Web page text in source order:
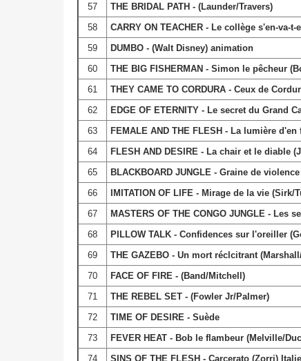
57
THE BRIDAL PATH - (Launder/Travers)
58
CARRY ON TEACHER - Le collège s'en-va-t-
59
DUMBO - (Walt Disney) animation
60
THE BIG FISHERMAN - Simon le pêcheur
61
THEY CAME TO CORDURA - Ceux de
62
EDGE OF ETERNITY - Le secret du Grand
63
FEMALE AND THE FLESH - La lumière
64
FLESH AND DESIRE - La chair et le diable
65
BLACKBOARD JUNGLE - Graine de
66
IMITATION OF LIFE - Mirage de la vie (Sirk/
67
MASTERS OF THE CONGO JUNGLE -
68
PILLOW TALK - Confidences sur l'oreiller
69
THE GAZEBO - Un mort réclcitrant
70
FACE OF FIRE - (Band/Mitchell)
71
THE REBEL SET - (Fowler Jr/Palmer)
72
TIME OF DESIRE - Suède
73
FEVER HEAT - Bob le flambeur (Melville/
74
SINS OF THE FLESH - Carcerato (Zorri) Italie